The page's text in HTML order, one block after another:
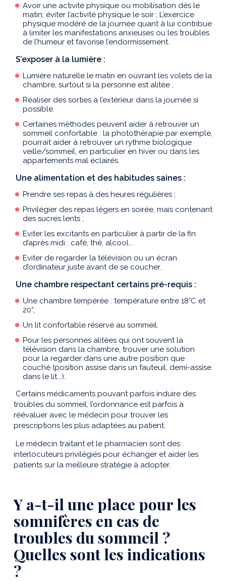
Avoir une activité physique ou mobilisation dès le
matin; éviter l’activité physique le soir ; L’exercice
physique modéré de la journée quant à lui contribue
à limiter les manifestations anxieuses ou les troubles
de l’humeur et favorise l’endormissement.
S’exposer à la lumière :
Lumière naturelle le matin en ouvrant les volets de la
chambre, surtout si la personne est alitée ;
Réaliser des sorties à l’extérieur dans la journée si
possible.
Certaines méthodes peuvent aider à retrouver un
sommeil confortable : la photothérapie par exemple,
pourrait aider à retrouver un rythme biologique
veille/sommeil, en particulier en hiver ou dans les
appartements mal éclairés.
Une alimentation et des habitudes saines :
Prendre ses repas à des heures régulières ;
Privilégier des repas légers en soirée, mais contenant
des sucres lents ;
Eviter les excitants en particulier à partir de la fin
d’après midi : café, thé, alcool...
Eviter de regarder la télévision ou un écran
d’ordinateur juste avant de se coucher.
Une chambre respectant certains pré-requis :
Une chambre tempérée : température entre 18°C et
20°;
Un lit confortable réservé au sommeil.
Pour les personnes alitées qui ont souvent la
télévision dans la chambre, trouver une solution
pour la regarder dans une autre position que
couché (position assise dans un fauteuil, demi-assise
dans le lit...).
Certains médicaments pouvant parfois induire des
troubles du sommeil, l’ordonnance est parfois à
réévaluer avec le médecin pour trouver les
prescriptions les plus adaptées au patient.
Le médecin traitant et le pharmacien sont des
interlocuteurs privilégiés pour échanger et aider les
patients sur la meilleure stratégie à adopter.
Y a-t-il une place pour les
somnifères en cas de
troubles du sommeil ?
Quelles sont les indications
?